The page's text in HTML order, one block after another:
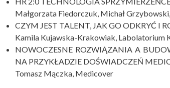
Małgorzata Fiedorczuk, Michał
CZYM JEST TALENT, JAK GO ODKRYĆ I
Kamila Kujawska-Krakowiak, Labolatorium
NOWOCZESNE ROZWIĄZANIA A
NA PRZYKŁADZIE DOŚWIADCZEŃ
Tomasz Mączka, Medicover